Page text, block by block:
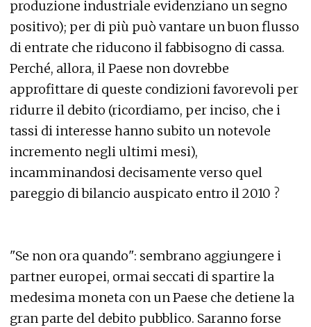
produzione industriale evidenziano un segno
positivo); per di più può vantare un buon flusso
di entrate che riducono il fabbisogno di cassa.
Perché, allora, il Paese non dovrebbe
approfittare di queste condizioni favorevoli per
ridurre il debito (ricordiamo, per inciso, che i
tassi di interesse hanno subito un notevole
incremento negli ultimi mesi),
incamminandosi decisamente verso quel
pareggio di bilancio auspicato entro il 2010 ?
"Se non ora quando": sembrano aggiungere i
partner europei, ormai seccati di spartire la
medesima moneta con un Paese che detiene la
gran parte del debito pubblico. Saranno forse